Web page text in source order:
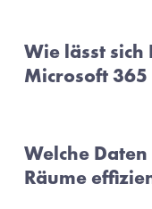
Wie lässt
Microsoft
Welche
Räume